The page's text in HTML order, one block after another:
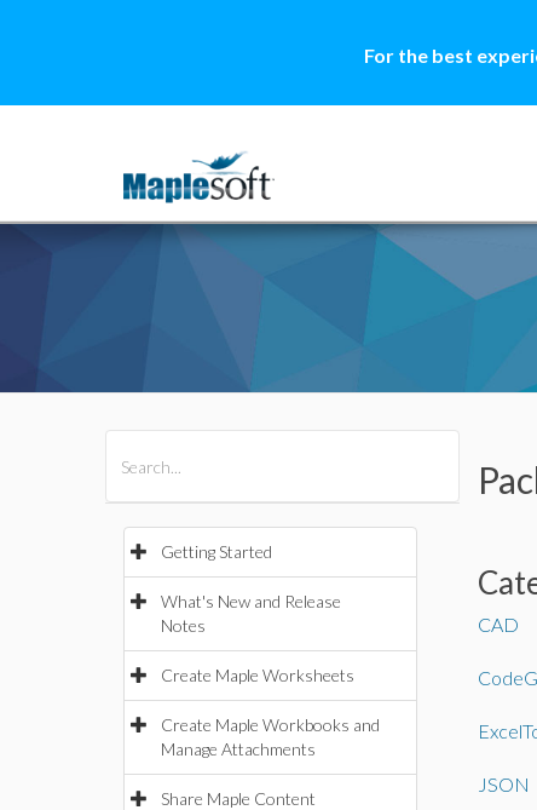
For the best
Getting Started
What's New and Release
Notes
Create Maple Worksheets
Create Maple Workbooks and
Manage Attachments
Share Maple Content
CAD
JSON